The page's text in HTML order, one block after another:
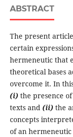
ABSTRACT
The present
certain
hermeneutic that
theoretical bases
overcome it. In
(i) the presence
texts and (ii) the
concepts
of an